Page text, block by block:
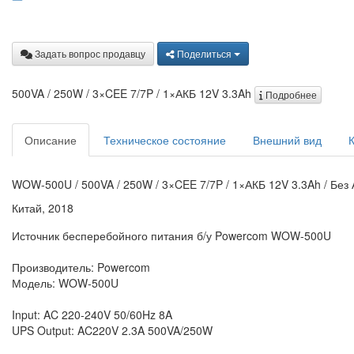
Задать вопрос продавцу Поделиться
500VA / 250W / 3×CEE 7/7P / 1×АКБ 12V 3.3Ah Подробнее
Описание Техническое состояние Внешний вид
WOW-500U / 500VA / 250W / 3×CEE 7/7P / 1×АКБ 12V 3.3Ah / Без
Китай, 2018
Источник бесперебойного питания б/у Powercom WOW-500U
Производитель: Powercom
Модель: WOW-500U
Input: AC 220-240V 50/60Hz 8A
UPS Output: AC220V 2.3A 500VA/250W